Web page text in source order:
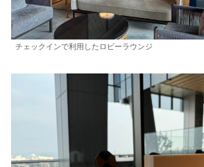
チェックインで利用したロビーラウンジ